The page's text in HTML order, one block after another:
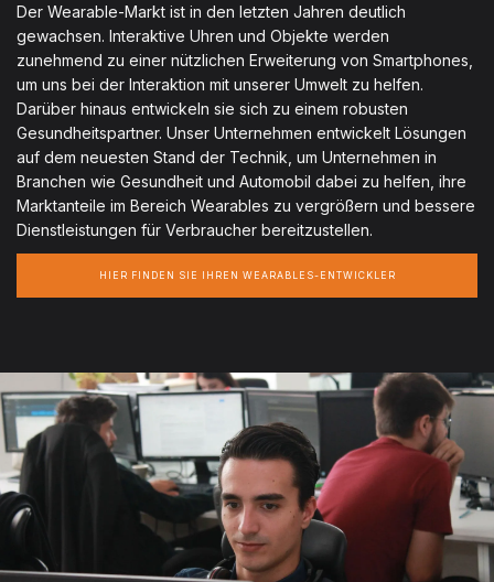
Der Wearable-Markt ist in den letzten Jahren deutlich
gewachsen. Interaktive Uhren und Objekte werden
zunehmend zu einer nützlichen Erweiterung von Smartphones,
um uns bei der Interaktion mit unserer Umwelt zu helfen.
Darüber hinaus entwickeln sie sich zu einem robusten
Gesundheitspartner. Unser Unternehmen entwickelt Lösungen
auf dem neuesten Stand der Technik, um Unternehmen in
Branchen wie Gesundheit und Automobil dabei zu helfen, ihre
Marktanteile im Bereich Wearables zu vergrößern und bessere
Dienstleistungen für Verbraucher bereitzustellen.
HIER FINDEN SIE IHREN WEARABLES-ENTWICKLER